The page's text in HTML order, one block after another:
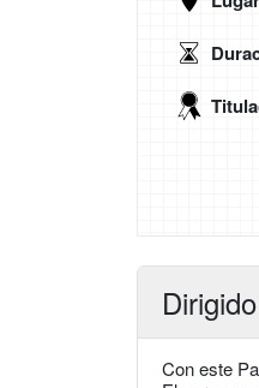
Dirigido
Con este